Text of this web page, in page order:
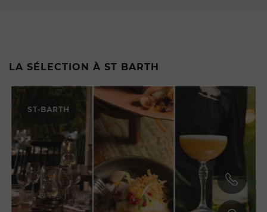
LA SÉLECTION À ST BARTH
ST-BARTH